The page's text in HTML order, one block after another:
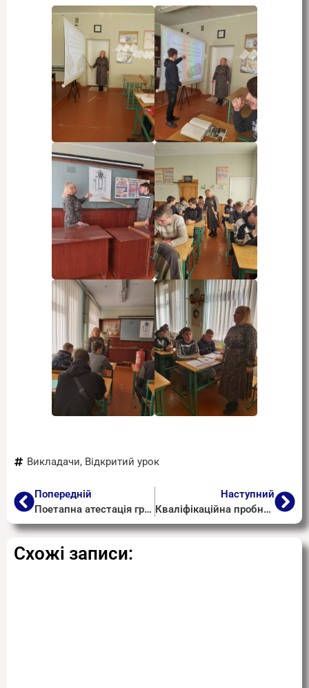
Викладачи, Відкритий урок
Попередній
Поетапна атестація гр. 110
Наступний
Кваліфікаційна пробна робота гр. 109
Схожі записи: